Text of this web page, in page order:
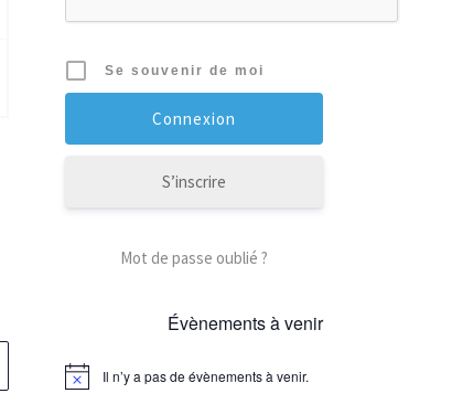
Se souvenir de moi
S’inscrire
Mot de passe oublié ?
Évènements à venir
Il n’y a pas de évènements à venir.